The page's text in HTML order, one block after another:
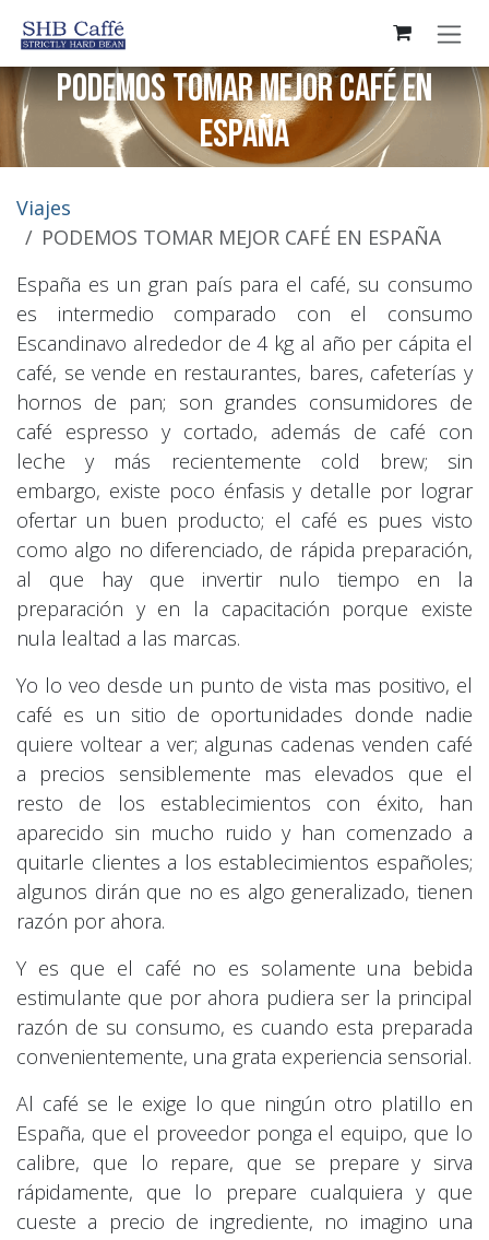
PODEMOS TOMAR MEJOR CAFÉ EN
ESPAÑA
Viajes
PODEMOS TOMAR MEJOR CAFÉ EN ESPAÑA
España es un gran país para el café, su consumo
es intermedio comparado con el consumo
Escandinavo alrededor de 4 kg al año per cápita el
café, se vende en restaurantes, bares, cafeterías y
hornos de pan; son grandes consumidores de
café espresso y cortado, además de café con
leche y más recientemente cold brew; sin
embargo, existe poco énfasis y detalle por lograr
ofertar un buen producto; el café es pues visto
como algo no diferenciado, de rápida preparación,
al que hay que invertir nulo tiempo en la
preparación y en la capacitación porque existe
nula lealtad a las marcas.
Yo lo veo desde un punto de vista mas positivo, el
café es un sitio de oportunidades donde nadie
quiere voltear a ver; algunas cadenas venden café
a precios sensiblemente mas elevados que el
resto de los establecimientos con éxito, han
aparecido sin mucho ruido y han comenzado a
quitarle clientes a los establecimientos españoles;
algunos dirán que no es algo generalizado, tienen
razón por ahora.
Y es que el café no es solamente una bebida
estimulante que por ahora pudiera ser la principal
razón de su consumo, es cuando esta preparada
convenientemente, una grata experiencia sensorial.
Al café se le exige lo que ningún otro platillo en
España, que el proveedor ponga el equipo, que lo
calibre, que lo repare, que se prepare y sirva
rápidamente, que lo prepare cualquiera y que
cueste a precio de ingrediente, no imagino una